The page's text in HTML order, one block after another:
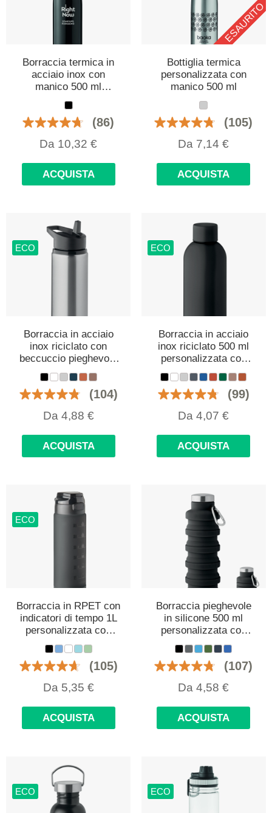
Borraccia termica in
acciaio inox con
manico 500 ml
personalizzata con
logo
(86)
Da 10,32 €
ACQUISTA
ESAURITO
Bottiglia termica
personalizzata con
manico 500 ml
(105)
Da 7,14 €
ACQUISTA
ECO
Borraccia in acciaio
inox riciclato con
beccuccio pieghevole
500 ml personalizzata
con logo
(104)
Da 4,88 €
ACQUISTA
ECO
Borraccia in acciaio
inox riciclato 500 ml
personalizzata con
logo
(99)
Da4,07 €
ACQUISTA
ECO
Borraccia in RPET con
indicatori di tempo 1L
personalizzata con
logo
(105)
Da 5,35 €
ACQUISTA
Borraccia pieghevole
in silicone 500 ml
personalizzata con
logo
(107)
Da4,58 €
ACQUISTA
ECO ECO